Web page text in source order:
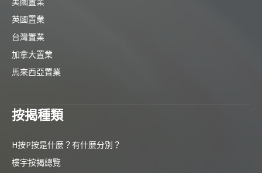
英國置業
台灣置業
加拿大置業
馬來西亞置業
按揭種類
H按P按是什麼？有什麼分別？
樓宇按揭總覽